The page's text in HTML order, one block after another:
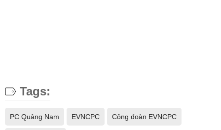
Tags:
PC Quảng Nam EVNCPC Công đoàn EVNCPC